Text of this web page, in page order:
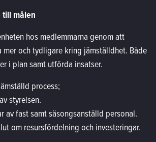
till målen
hos medlemmarna genom att
mer och tydligare kring jämställdhet. Både
i plan samt utförda insatser.
process;
styrelsen.
av fast samt säsongsanställd personal.
om resursfördelning och investeringar.